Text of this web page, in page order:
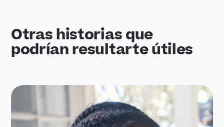
Otras historias que
podrían resultarte útiles